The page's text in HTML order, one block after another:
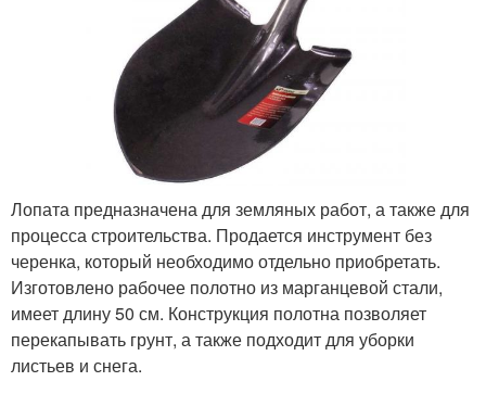
Лопата предназначена для земляных работ, а также для
процесса строительства. Продается инструмент без
черенка, который необходимо отдельно приобретать.
Изготовлено рабочее полотно из марганцевой стали,
имеет длину 50 см. Конструкция полотна позволяет
перекапывать грунт, а также подходит для уборки
листьев и снега.